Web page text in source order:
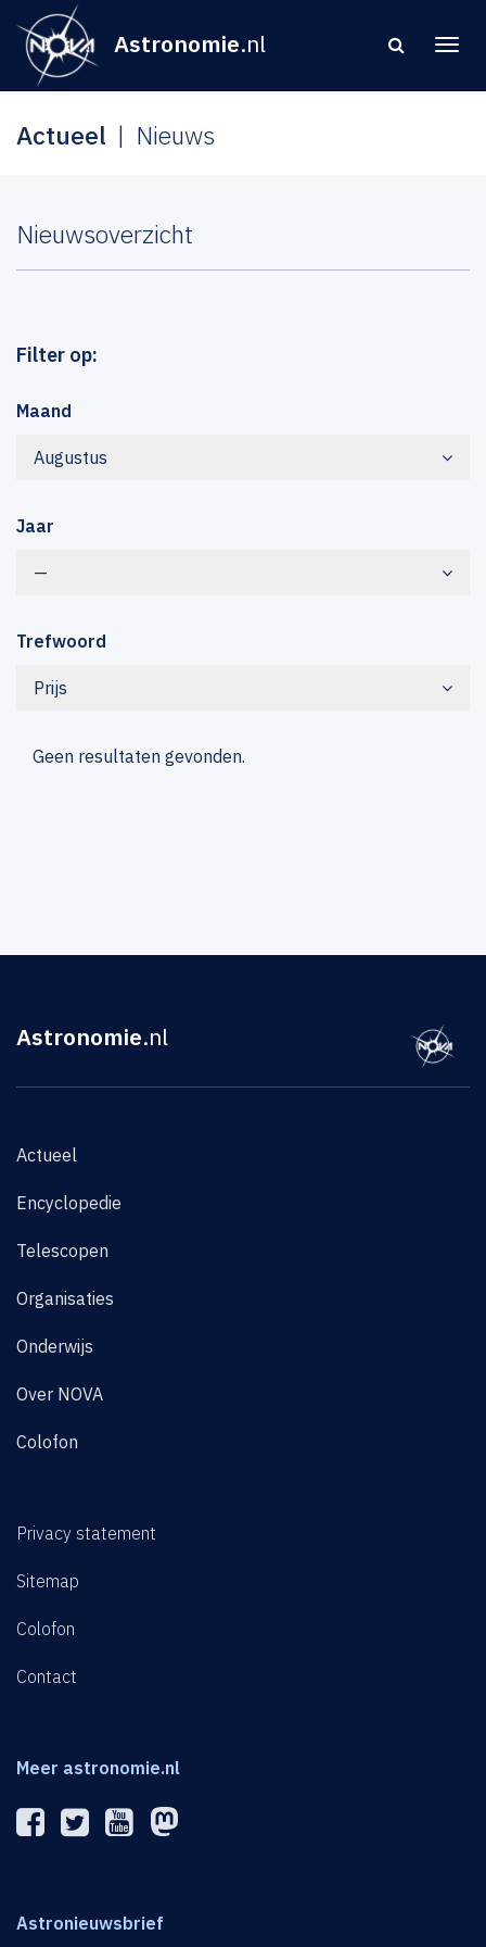
Astronomie.nl
Actueel Nieuws
Nieuwsoverzicht
Filter op:
Maand
Augustus
Jaar
—
Trefwoord
Prijs
Geen resultaten gevonden.
Astronomie.nl
Actueel
Encyclopedie
Telescopen
Organisaties
Onderwijs
Over NOVA
Colofon
Privacy statement
Sitemap
Colofon
Contact
Meer astronomie.nl
Astronieuwsbrief